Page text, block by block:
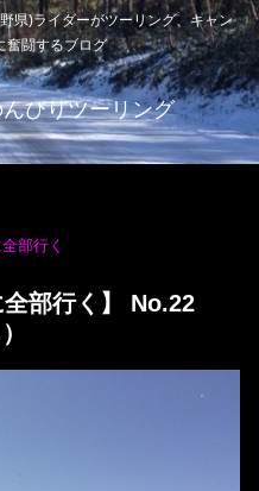
県)ライダーがツーリング、キャン
奮闘するブログ
びりツーリング
部行く
全部行く】 No.22